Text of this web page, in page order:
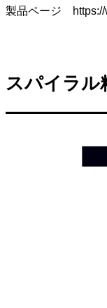
製品ページ
スパイラ